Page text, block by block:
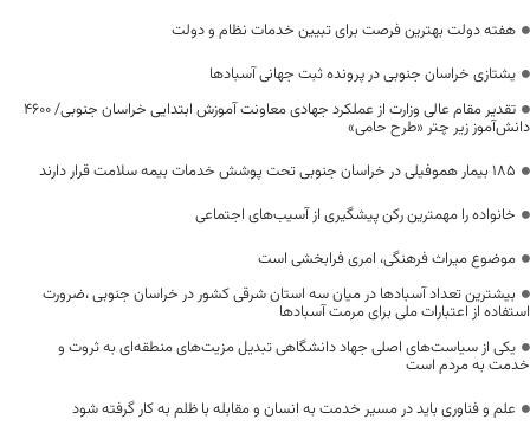
هفته دولت بهترین فرصت برای تبیین خدمات نظام و دولت
یشتازی خراسان جنوبی در پرونده ثبت جهانی آسبادها
تقدیر مقام عالی وزارت از عملکرد جهادی معاونت آموزش ابتدایی خراسان جنوبی/ ۴۶۰۰
دانش‌آموز زیر چتر «طرح حامی»
۱۸۵ بیمار هموفیلی در خراسان جنوبی تحت پوشش خدمات بیمه سلامت قرار دارند
خانواده را مهمترین رکن پیشگیری از آسیب‌های اجتماعی
موضوع میراث فرهنگی، امری فرابخشی است
بیشترین تعداد آسبادها در میان سه استان شرقی کشور در خراسان جنوبی ،ضرورت
استفاده از اعتبارات ملی برای مرمت آسبادها
یکی از سیاست‌های اصلی جهاد دانشگاهی تبدیل مزیت‌های منطقه‌ای به ثروت و
خدمت به مردم است
علم و فناوری باید در مسیر خدمت به انسان و مقابله با ظلم به کار گرفته شود